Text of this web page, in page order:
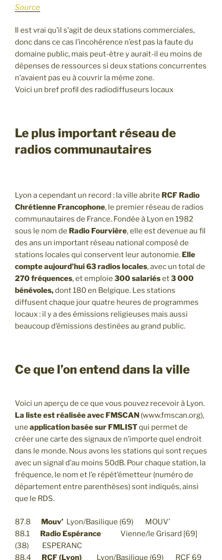
Source
Il est vrai qu’il s’agit de deux stations commerciales,
donc dans ce cas l’incohérence n’est pas la faute du
domaine public, mais peut-être y aurait-il eu moins de
dépenses de ressources si deux stations concurrentes
n’avaient pas eu à couvrir la même zone.
Voici un bref profil des radiodiffuseurs locaux
Le plus important réseau de
radios communautaires
Lyon a cependant un record : la ville abrite RCF Radio
Chrétienne Francophone, le premier réseau de radios
communautaires de France. Fondée à Lyon en 1982
sous le nom de Radio Fourvière, elle est devenue au fil
des ans un important réseau national composé de
stations locales qui conservent leur autonomie. Elle
compte aujourd’hui 63 radios locales, avec un total de
270 fréquences, et emploie 300 salariéset3 000
bénévoles,dont 180 en Belgique. Les stations
diffusent chaque jour quatre heures de programmes
locaux : il y a des émissions religieuses mais aussi
beaucoup d’émissions destinées au grand public.
Ce que l’on entend dans la ville
Voici un aperçu de ce que vous pouvez recevoir à Lyon.
La liste est réalisée avec FMSCAN (www.fmscan.org),
une application basée sur FMLISTqui permet de
créer une carte des signaux de n’importe quel endroit
dans le monde. Nous avons les stations qui sont reçues
avec un signal d’au moins 50dB. Pour chaque station, la
fréquence, le nom et l’e répét’émetteur (numéro de
département entre parenthèses) sont indiqués, ainsi
que le RDS.
87.8 Mouv’ Lyon/Basilique (69) MOUV’
88.1 Radio Espérance Vienne/le Grisard [69]
(38) ESPERANC
88.4 RCF (Lyon) Lyon/Basilique (69) RCF 69